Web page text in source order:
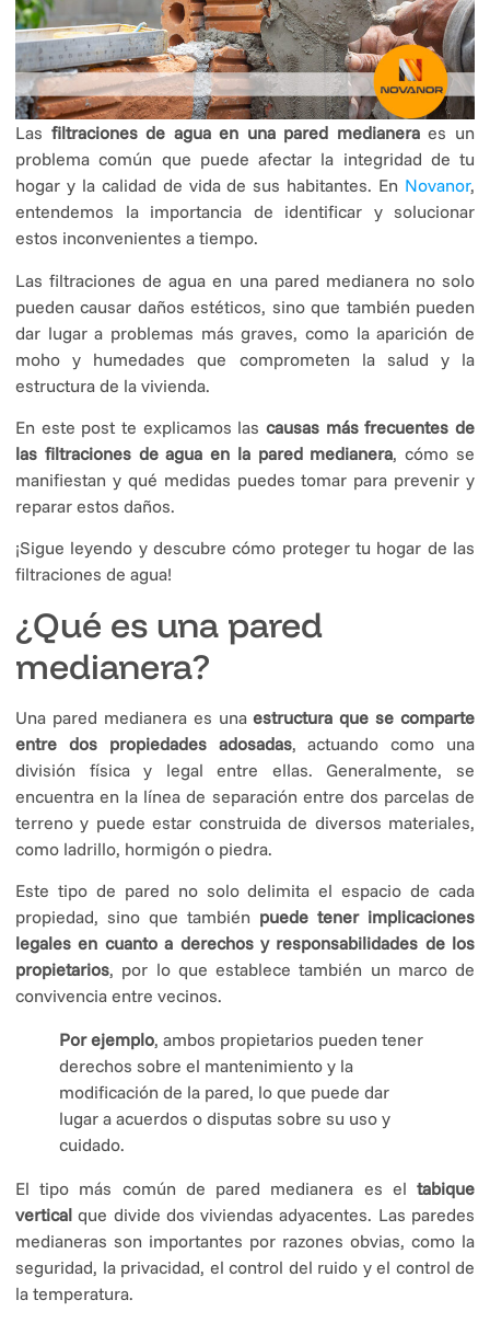
Las filtraciones de agua en una pared medianeraes un
problema común que puede afectar la integridad de tu
hogar y la calidad de vida de sus habitantes. En Novanor,
entendemos la importancia de identificar y solucionar
estos inconvenientes a tiempo.
Las filtraciones de agua en una pared medianera no solo
pueden causar daños estéticos, sino que también pueden
dar lugar a problemas más graves, como la aparición de
moho y humedades que comprometen la salud y la
estructura de la vivienda.
En este post te explicamos las causas más frecuentes de
las filtraciones de agua en la pared medianera, cómo se
manifiestan y qué medidas puedes tomar para prevenir y
reparar estos daños.
¡Sigue leyendo y descubre cómo proteger tu hogar de las
filtraciones de agua!
¿Qué es una pared
medianera?
Una pared medianera es unaestructura que se comparte
entre dos propiedades adosadas, actuando como una
división física y legal entre ellas. Generalmente, se
encuentra en la línea de separación entre dos parcelas de
terreno y puede estar construida de diversos materiales,
como ladrillo, hormigón o piedra.
Este tipo de pared no solo delimita el espacio de cada
propiedad, sino que también puede tener implicaciones
legales en cuanto a derechos y responsabilidades de los
propietarios, por lo que establece también un marco de
convivencia entre vecinos.
Por ejemplo, ambos propietarios pueden tener
derechos sobre el mantenimiento y la
modificación de la pared, lo que puede dar
lugar a acuerdos o disputas sobre su uso y
cuidado.
El tipo más común de pared medianera es el tabique
vertical que divide dos viviendas adyacentes. Las paredes
medianeras son importantes por razones obvias, como la
seguridad, la privacidad, el control del ruido y el control de
la temperatura.